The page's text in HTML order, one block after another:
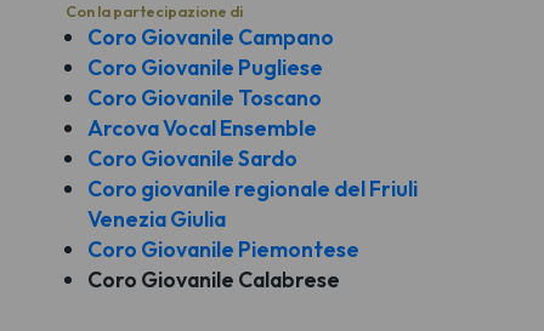
Con la partecipazione di
Coro Giovanile Campano
Coro Giovanile Pugliese
Coro Giovanile Toscano
Arcova Vocal Ensemble
Coro Giovanile Sardo
Coro giovanile regionale del Friuli
Venezia Giulia
Coro Giovanile Piemontese
Coro Giovanile Calabrese